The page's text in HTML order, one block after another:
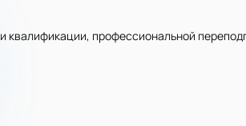
профессиональной